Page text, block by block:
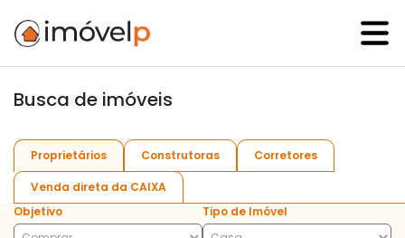
Busca de imóveis
Proprietários Construtoras Corretores
Venda direta da CAIXA
Objetivo
Tipo de Imóvel